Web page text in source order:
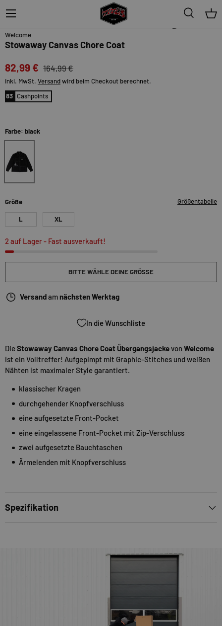
Suche
Menü
50%
Welcome
Stowaway Canvas Chore Coat
82,99 € 164,99 €
inkl. MwSt. Versandwird beim Checkout berechnet.
83 Cashpoints
Farbe: black
Größe Größentabelle
L XL
2 auf Lager- Fast ausverkauft!
BITTE WÄHLE DEINE GRÖSSE
Versandamnächsten Werktag
In die Wunschliste
DieStowaway Canvas Chore Coat Übergangsjackevon Welcome
ist ein Volltreffer! Aufgepimpt mit Graphic-Stitches und weißen
Nähten ist maximaler Style garantiert.
klassischer Kragen
durchgehender Knopfverschluss
eine aufgesetzte Front-Pocket
eine eingelassene Front-Pocket mit Zip-Verschluss
zwei aufgesetzte Bauchtaschen
Ärmelenden mit Knopfverschluss
Spezifikation